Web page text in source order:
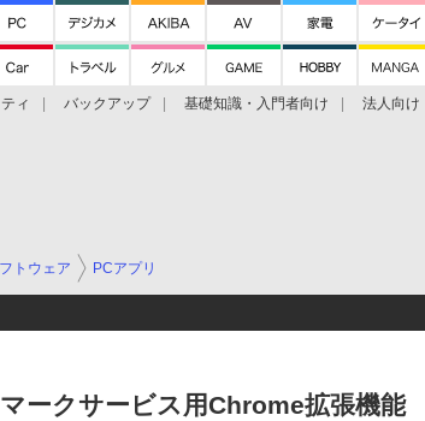
ィ バックアップ 基礎知識・入門者向け 法人向け
トウェア PCアプリ
ークサービス用Chrome拡張機能